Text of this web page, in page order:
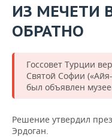
ИЗ МЕЧЕТИ
ОБРАТНО
Госсовет Турции
Святой Софии
был объявлен
Решение утвердил
Эрдоган.